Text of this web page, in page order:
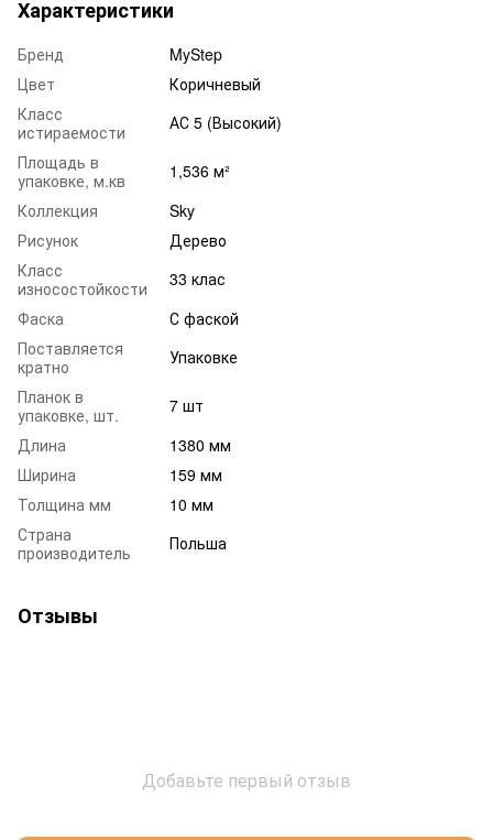
Характеристики
Бренд
MyStep
Цвет
Коричневый
Класс
истираемости
АС 5 (Высокий)
Площадь в
упаковке, м.кв
1,536 м²
Коллекция
Sky
Рисунок
Дерево
Класс
износостойкости
33 клас
Фаска
С фаской
Поставляется
кратно
Упаковке
Планок в
упаковке, шт.
7 шт
Длина
1380 мм
Ширина
159 мм
Толщина мм
10 мм
Страна
производитель
Польша
Отзывы
Добавьте первый отзыв